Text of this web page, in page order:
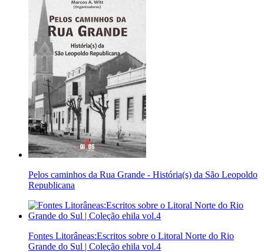
Pelos caminhos da Rua Grande - História(s) da São Leopoldo
Republicana
Fontes Litorâneas:Escritos sobre o Litoral Norte do Rio
Grande do Sul | Coleção ehila vol.4